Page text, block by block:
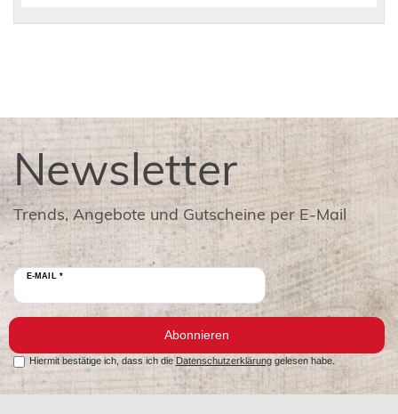
Newsletter
Trends, Angebote und Gutscheine per E-Mail
E-MAIL *
Abonnieren
Hiermit bestätige ich, dass ich dieDatenschutzerklärunggelesen habe.